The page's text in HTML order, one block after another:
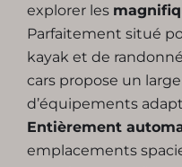
explorer les
Parfaitement situé
kayak et de
cars propose un
d’équipements
Entièrement
emplacements